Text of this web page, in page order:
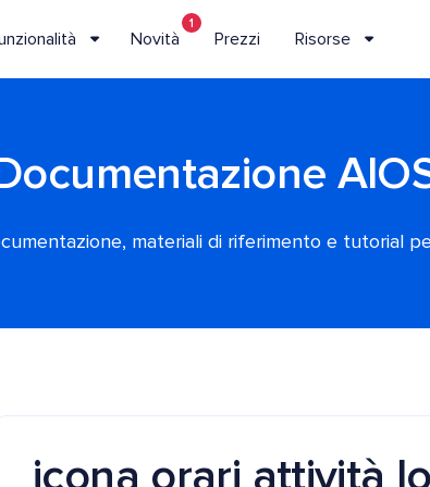
Novità
1
Prezzi Risorse
Documentazione
materiali di riferimento e tutorial
icona orari attività